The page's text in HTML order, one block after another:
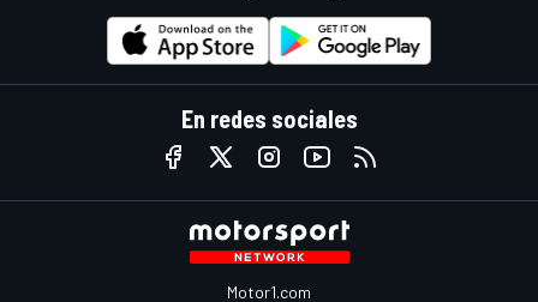
En redes sociales
Motor1.com